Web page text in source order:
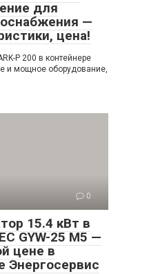
для
—
цена!
P 200 в контейнере
и мощное оборудование,
0
15.4 кВт в
GYW-25 M5 —
цене в
Энергосервис